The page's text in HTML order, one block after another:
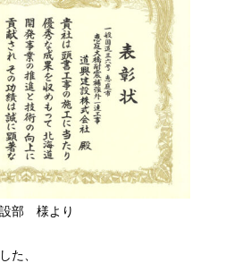
部 様より
た、